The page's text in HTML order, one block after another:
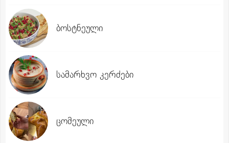
ბოსტნეული
სამარხვო კერძები
ცომეული